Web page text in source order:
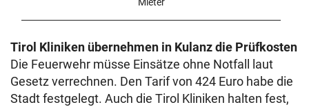
Tirol Kliniken übernehmen in Kulanz die Prüfkosten
Die Feuerwehr müsse Einsätze ohne Notfall laut
Gesetz verrechnen. Den Tarif von 424 Euro habe die
Stadt festgelegt. Auch die Tirol Kliniken halten fest,